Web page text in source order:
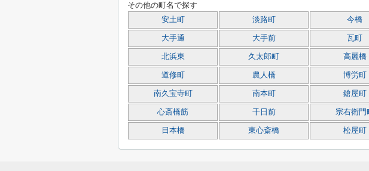
その他の町名で探す
安土町 淡路町 今橋
大手通 大手前 瓦町
北浜東 久太郎町 高麗橋
道修町 農人橋 博労町
南久宝寺町 南本町 鎗屋町
心斎橋筋 千日前 宗右衛門
日本橋 東心斎橋 松屋町